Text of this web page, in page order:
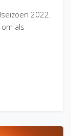
2022.
als